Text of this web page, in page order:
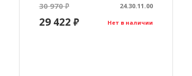
30 970₽ 24.30.11.00
Нет в наличии
29 422 ₽